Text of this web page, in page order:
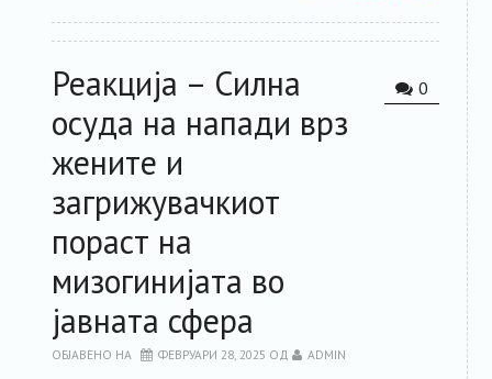
0
Реакција – Силна
осуда на напади врз
жените и
загрижувачкиот
пораст на
мизогинијата во
јавната сфера
ОБЈАВЕНО НА ФЕВРУАРИ 28, 2025 ОД ADMIN